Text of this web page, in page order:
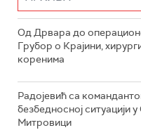
Од Дрвара до
Грубор о Крајини,
коренима
Радојевић са
безбедносној ситуацији
Митровици